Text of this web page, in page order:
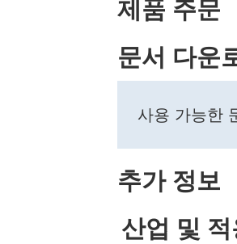
제품 주문
문서 다운
사용 가능한
추가 정보
산업 및